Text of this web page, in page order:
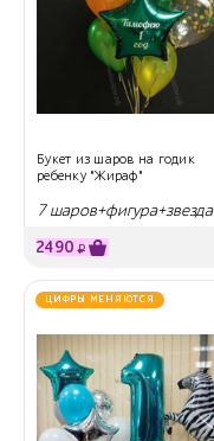
Букет из шаров на годик
ребенку "Жираф"
7 шаров+фигура+звезда
2490 ₽
ЦИФРЫ МЕНЯЮТСЯ